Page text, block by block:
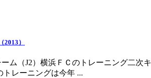
）
ム（J2）横浜ＦＣのトレーニング二次
レーニングは今年 ...